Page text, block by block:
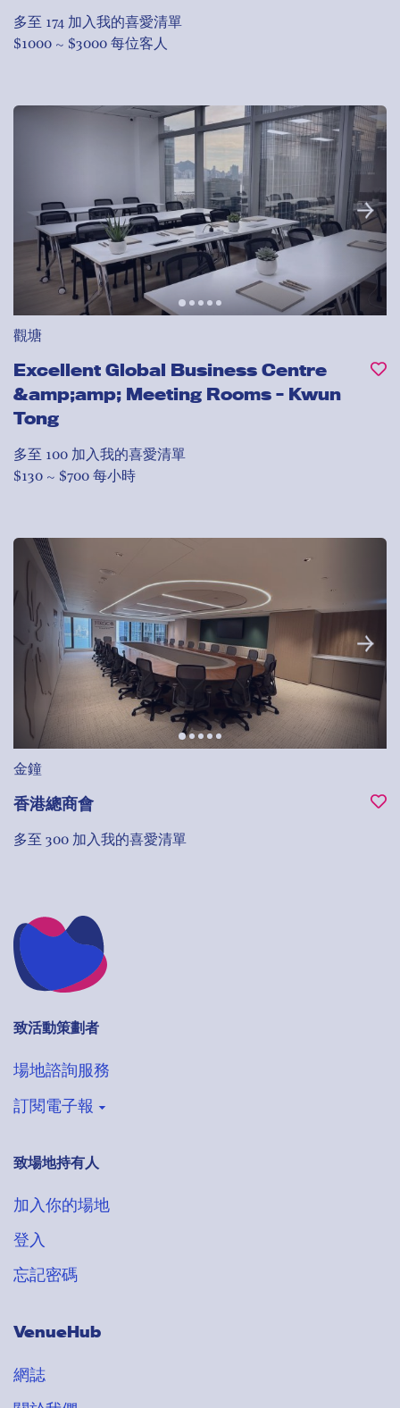
多至 174 加入我的喜愛清單
$1000 ~ $3000 每位客人
觀塘
Excellent Global Business Centre
&amp;amp; Meeting Rooms - Kwun
Tong
多至 100 加入我的喜愛清單
$130 ~ $700 每小時
金鐘
香港總商會
多至 300 加入我的喜愛清單
多至 300加入我的喜愛清單
多至 120加入我的喜愛清單
多至 $200 每位客人
多至 300加入我的喜愛清單
$500 ~ $800 每小時
多至 90加入我的喜愛清單
多至 30加入我的喜愛清單
多至 500加入我的喜愛清單
多至 1800加入我的喜愛清單
多至 100加入我的喜愛清單
致活動策劃者
場地諮詢服務
訂閱電子報
登記收取VenueHub電子通訊
搶先獲得最新場地情報
致場地持有人
加入你的場地
登入
忘記密碼
VenueHub
網誌